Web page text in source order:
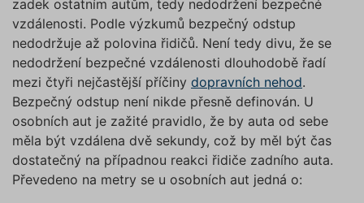
zadek ostatním autům, tedy nedodržení bezpečné
vzdálenosti. Podle výzkumů bezpečný odstup
nedodržuje až polovina řidičů. Není tedy divu, že se
nedodržení bezpečné vzdálenosti dlouhodobě řadí
mezi čtyři nejčastější příčiny dopravních nehod.
Bezpečný odstup není nikde přesně definován. U
osobních aut je zažité pravidlo, že by auta od sebe
měla být vzdálena dvě sekundy, což by měl být čas
dostatečný na případnou reakci řidiče zadního auta.
Převedeno na metry se u osobních aut jedná o: